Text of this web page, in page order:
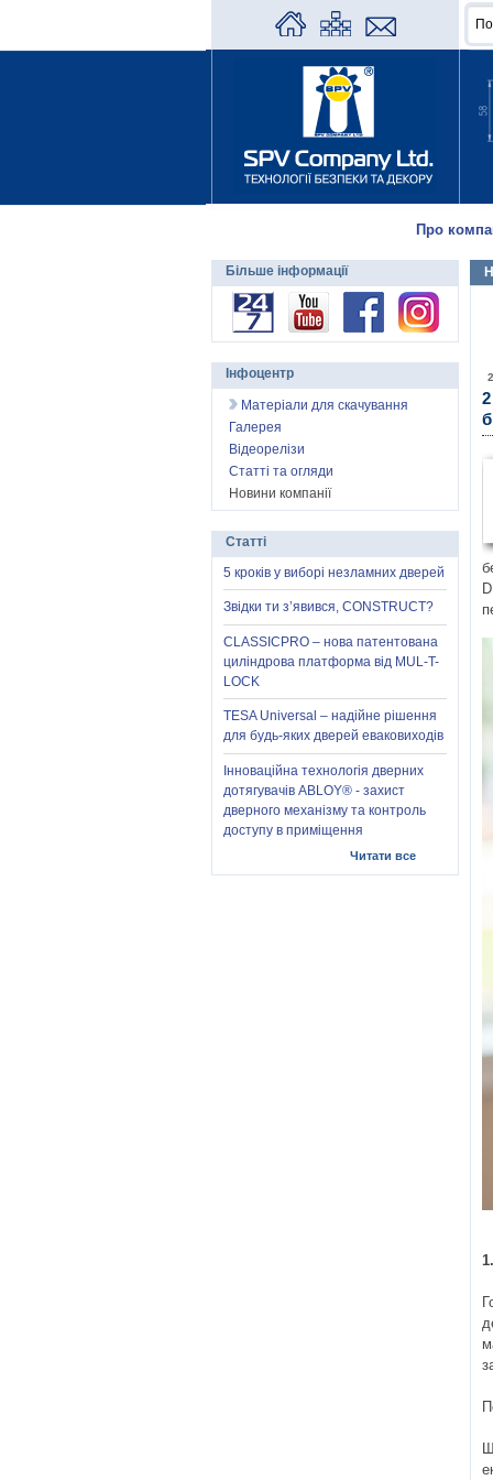
Про
Більше інформації
Інфоцентр
Матеріали для скачування
Галерея
Відеорелізи
Статті та огляди
Новини компанії
Статті
5 кроків у виборі незламних дверей
Звідки ти з’явився, CONSTRUCT?
CLASSICPRO – нова патентована
циліндрова платформа від MUL-T-
LOCK
TESA Universal – надійне рішення
для будь-яких дверей еваковиходів
Інноваційна технологія дверних
дотягувачів ABLOY® - захист
дверного механізму та контроль
доступу в приміщення
Читати все